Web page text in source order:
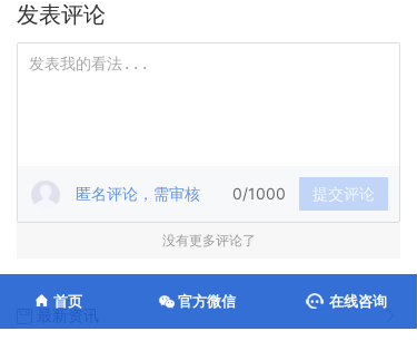
发表评论
匿名评论，需审核 0/1000 提交评论
没有更多评论了
最新资讯
官方微信
首页 在线咨询